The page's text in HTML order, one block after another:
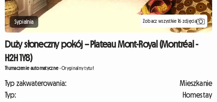
Sypialnia Zobacz wszystkie 16 zdjęcia
Duży słoneczny pokój – Plateau Mont-Royal (Montréal -
H2H 1Y8)
Tłumaczenie automatyczne-Oryginalny tytuł
Typ zakwaterowania:
Mieszkanie
Typ:
Homestay